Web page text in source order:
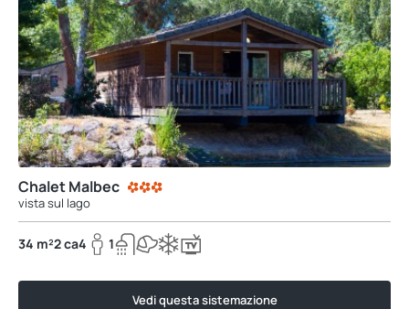
Chalet Malbec
vista sul lago
34 m²2 ca4 1
Vedi questa sistemazione